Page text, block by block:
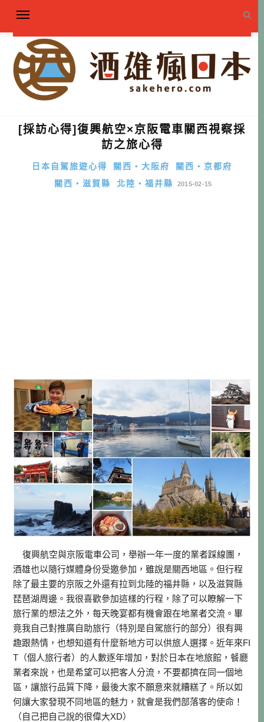
[採訪心得]復興航空×京阪電車關西視察採
訪之旅心得
日本自駕旅遊心得 關西・大阪府
關西・京都府
關西・滋賀縣
北陸・福井縣 2015-02-15
復興航空與京阪電車公司，舉辦一年一度的業者踩線團，
酒雄也以隨行媒體身份受邀參加，雖說是關西地區。但行程
除了最主要的京阪之外還有拉到北陸的福井縣，以及滋賀縣
琵琶湖周邊。我很喜歡參加這樣的行程，除了可以瞭解一下
旅行業的想法之外，每天晚宴都有機會跟在地業者交流。畢
竟我自己對推廣自助旅行（特別是自駕旅行的部分）很有興
趣跟熱情，也想知道有什麼新地方可以供旅人選擇。近年來FI
T（個人旅行者）的人數逐年增加，對於日本在地旅館，餐廳
業者來說，也是希望可以把客人分流，不要都擠在同一個地
區，讓旅行品質下降，最後大家不願意來就糟糕了。所以如
何讓大家發現不同地區的魅力，就會是我們部落客的使命！
（自己把自己說的很偉大XD）